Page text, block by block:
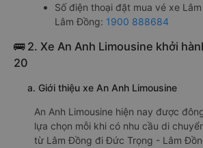
Số điện thoại đặt mua vé xe
Lâm Đồng: 1900 888684
🚌 2. Xe An Anh Limousine khởi
20
a. Giới thiệu xe An Anh Limousine
An Anh Limousine hiện nay được
lựa chọn mỗi khi có nhu cầu di
từ Lâm Đồng đi Đức Trọng - Lâm